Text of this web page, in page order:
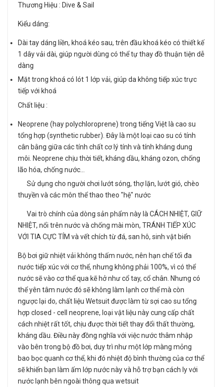
Thương Hiệu : Dive & Sail
Kiểu dáng:
Dài tay dáng liền, khoá kéo sau, trên đầu khoá kéo có thiết kế
1 dây vải dài, giúp người dùng có thể tự thay đồ thuận tiện dễ
dàng
Mặt trong khoá có lót 1 lớp vải, giúp da không tiếp xúc trực
tiếp với khoá
Chất liệu :
Neoprene (hay polychloroprene) trong tiếng Việt là cao su
tổng hợp (synthetic rubber). Đây là một loại cao su có tính
cân bằng giữa các tính chất cơ lý tính và tính kháng dung
môi. Neoprene chịu thời tiết, kháng dầu, kháng ozon, chống
lão hóa, chống nước…
Sử dụng cho người chơi lướt sóng, thợ lặn, lướt gió, chèo
thuyền và các môn thể thao theo "hệ" nước
Vai trò chính của dòng sản phẩm này là CÁCH NHIỆT, GIỮ
NHIỆT, nổi trên nước và chống mài mòn, TRÁNH TIẾP XÚC
VỚI TIA CỰC TÍM và vết chích từ đá, san hô, sinh vật biển
Bộ bơi giữ nhiệt vải không thấm nước, nên hạn chế tối đa
nước tiếp xúc với cơ thể, nhưng không phải 100%, vì có thể
nước sẽ vào cơ thể qua kẽ hở như cổ tay, cổ chân. Nhưng có
thể yên tâm nước đó sẽ không làm lạnh cơ thể mà còn
ngược lại do, chất liệu Wetsuit được làm từ sợi cao su tổng
hợp closed - cell neoprene, loại vật liệu này cung cấp chất
cách nhiệt rất tốt, chịu được thời tiết thay đổi thất thường,
kháng dầu. Điều này đồng nghĩa với việc nước thâm nhập
vào bên trong bộ đồ bơi, duy trì như một lớp màng mỏng
bao bọc quanh cơ thể, khi đó nhiệt độ bình thường của cơ thể
sẽ khiến bạn làm ấm lớp nước này và hỗ trợ bạn cách ly với
nước lạnh bên ngoài thông qua wetsuit